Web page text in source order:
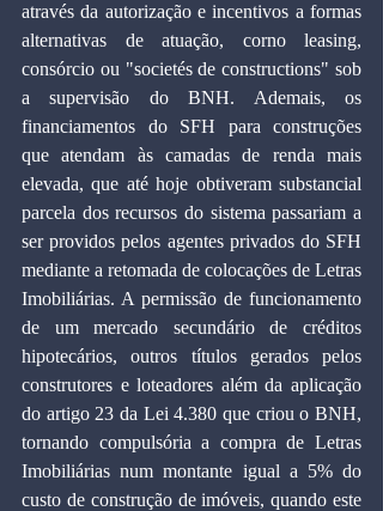
através da autorização e incentivos a formas
alternativas de atuação, corno leasing,
consórcio ou "societés de constructions" sob
a supervisão do BNH. Ademais, os
financiamentos do SFH para construções
que atendam às camadas de renda mais
elevada, que até hoje obtiveram substancial
parcela dos recursos do sistema passariam a
ser providos pelos agentes privados do SFH
mediante a retomada de colocações de Letras
Imobiliárias. A permissão de funcionamento
de um mercado secundário de créditos
hipotecários, outros títulos gerados pelos
construtores e loteadores além da aplicação
do artigo 23 da Lei 4.380 que criou o BNH,
tornando compulsória a compra de Letras
Imobiliárias num montante igual a 5% do
custo de construção de imóveis, quando este